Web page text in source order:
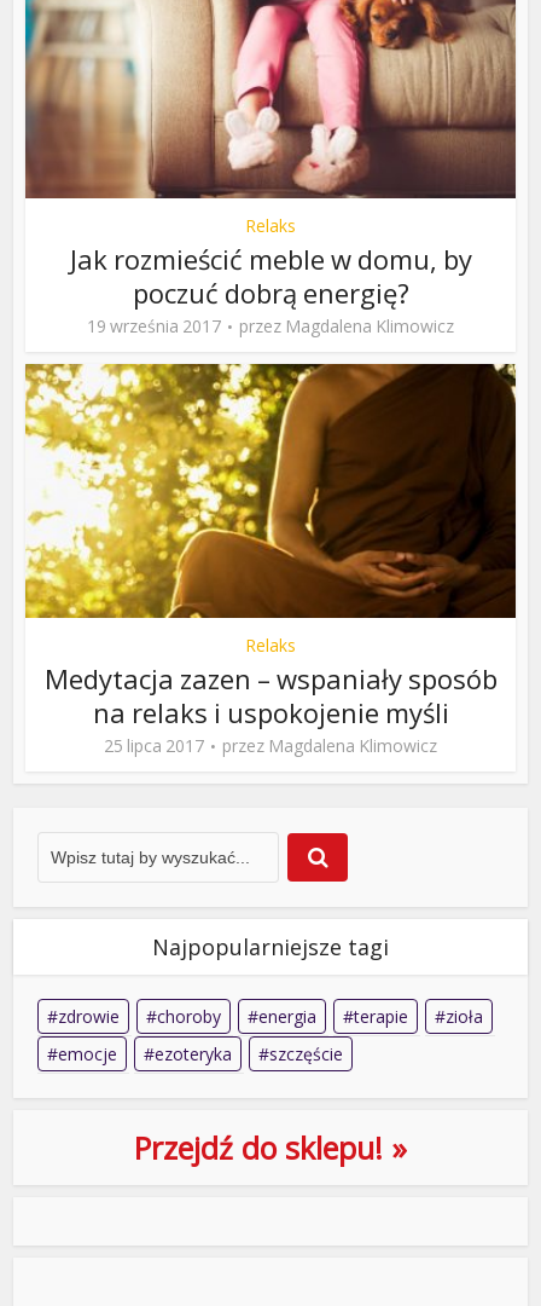
Relaks
Jak rozmieścić meble w domu, by
poczuć dobrą energię?
19 września 2017 przez Magdalena Klimowicz
Relaks
Medytacja zazen – wspaniały sposób
na relaks i uspokojenie myśli
25 lipca 2017 przez Magdalena Klimowicz
Najpopularniejsze tagi
zdrowie choroby energia terapie
zioła
emocje
ezoteryka szczęście
Przejdź do sklepu! »